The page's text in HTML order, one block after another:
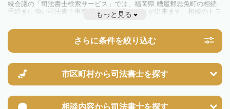
続会議の「司法書士検索サービス」では、福岡県 糟屋郡志免町の相続
手続きに強い司法書士事務所を一覧で見ることが出来ます。相続のトラ
ブルやお悩みを抱えている方は一度近隣の司法書士に相談してみましょ
もっと見る
さらに条件を絞り込む
市区町村から司法書士を探す
相談内容から司法書士を探す